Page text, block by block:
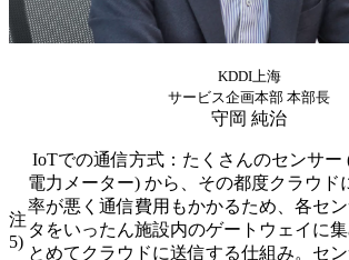
KDDI上海
サービス企画本部 本部長
守岡 純治
注
5)
IoTでの通信方式：たくさんのセンサー
電力メーター) から、その都度クラウド
率が悪く通信費用もかかるため、各セ
タをいったん施設内のゲートウェイに
とめてクラウドに送信する仕組み。セ